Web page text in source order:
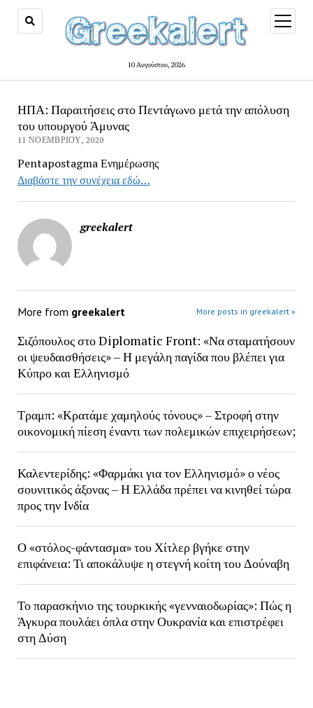
10 Αυγούστου, 2026
open
menu
ΗΠΑ: Παραιτήσεις στο Πεντάγωνο μετά την απόλυση
του υπουργού Άμυνας
11 ΝΟΕΜΒΡΊΟΥ, 2020
Pentapostagma Ενημέρωσης
Διαβάστε την συνέχεια εδώ…
greekalert
More from greekalert More posts in greekalert »
Σιζόπουλος στο Diplomatic Front: «Να σταματήσουν
οι ψευδαισθήσεις» – Η μεγάλη παγίδα που βλέπει για
Κύπρο και Ελληνισμό
Τραμπ: «Κρατάμε χαμηλούς τόνους» – Στροφή στην
οικονομική πίεση έναντι των πολεμικών επιχειρήσεων;
Καλεντερίδης: «Φαρμάκι για τον Ελληνισμό» ο νέος
σουνιτικός άξονας – Η Ελλάδα πρέπει να κινηθεί τώρα
προς την Ινδία
Ο «στόλος-φάντασμα» του Χίτλερ βγήκε στην
επιφάνεια: Τι αποκάλυψε η στεγνή κοίτη του Δούναβη
Το παρασκήνιο της τουρκικής «γενναιοδωρίας»: Πώς η
Άγκυρα πουλάει όπλα στην Ουκρανία και επιστρέφει
στη Δύση